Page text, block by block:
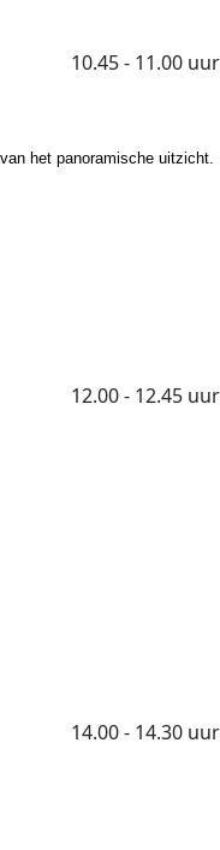
10.45 - 11.00 uur
het panoramische uitzicht.
12.00 - 12.45 uur
14.00 - 14.30 uur